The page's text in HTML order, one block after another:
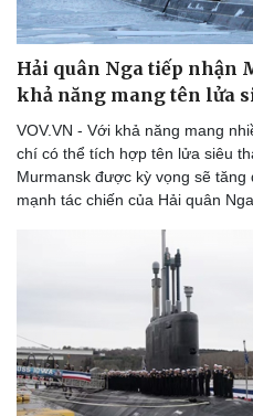
Lịch thi đấu bóng đá
Thế giới thể thao
eSports
Hậu trường
Hải quân Nga tiếp nhận
khả năng mang tên lửa
VOV.VN - Với khả năng mang
chí có thể tích hợp tên lửa siêu
Murmansk được kỳ vọng sẽ
mạnh tác chiến của Hải quân